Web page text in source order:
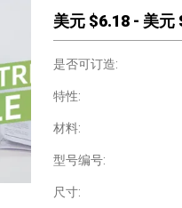
美元 $6.18 - 美元
是否可订造:
特性:
材料:
型号编号:
尺寸: